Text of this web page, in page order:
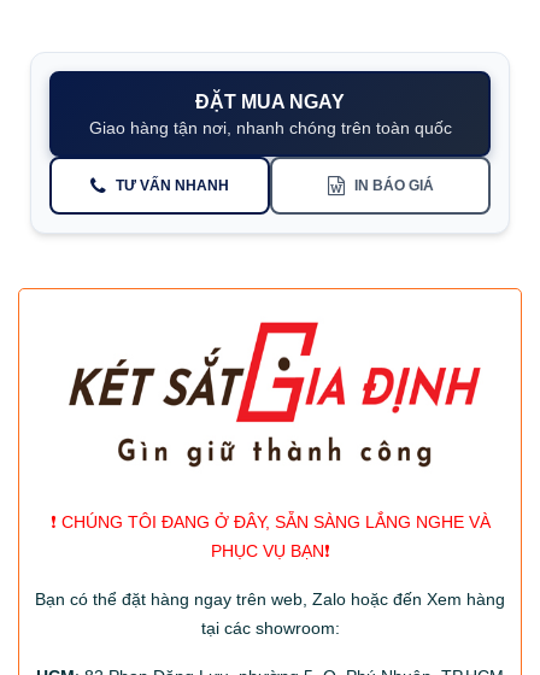
ĐẶT MUA NGAY
Giao hàng tận nơi, nhanh chóng trên toàn quốc
TƯ VẤN NHANH IN BÁO GIÁ
❗️ CHÚNG TÔI ĐANG Ở ĐÂY, SẴN SÀNG LẮNG NGHE VÀ
PHỤC VỤ BẠN❗️
Bạn có thể đặt hàng ngay trên web, Zalo hoặc đến Xem hàng
tại các showroom: